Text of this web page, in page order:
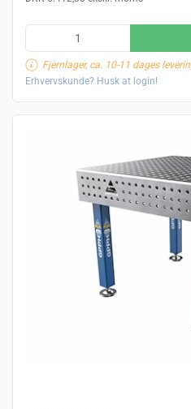
Fjernlager, ca. 10-11 dages
Erhvervskunde? Husk at login!